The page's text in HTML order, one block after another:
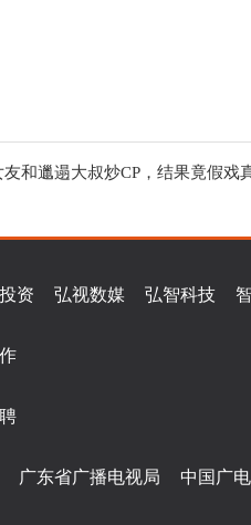
和邋遢大叔炒CP，结果竟假戏
资 弘视数媒 弘智科技
广东省广播电视局 中国广电